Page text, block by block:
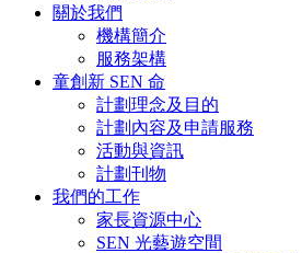
關於我們
機構簡介
服務架構
童創新 SEN 命
計劃理念及目的
計劃內容及申請服務
活動與資訊
計劃刊物
我們的工作
家長資源中心
SEN 光藝遊空間